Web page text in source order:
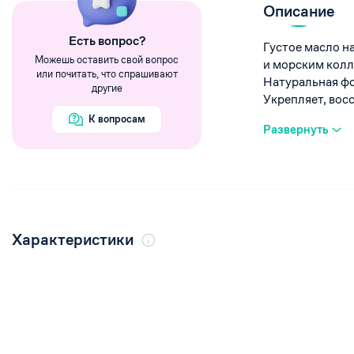
Eсть вопрос?
Можешь оставить свой вопрос
или почитать, что спрашивают
другие
К вопросам
Описание
Густое масло
и морским
Натуральная
Укрепляет,
Развернуть
Характеристики